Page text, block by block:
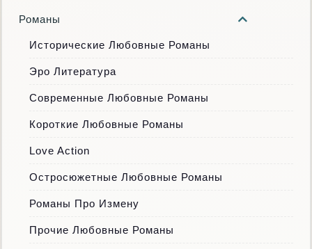
Романы
Исторические Любовные Романы
Эро Литература
Современные Любовные Романы
Короткие Любовные Романы
Love Action
Остросюжетные Любовные Романы
Романы Про Измену
Прочие Любовные Романы